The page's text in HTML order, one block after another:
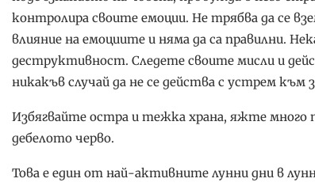
контролира своите емоции. Не трябва да се
влияние на емоциите и няма да са правилни.
деструктивност. Следете своите мисли и
никакъв случай да не се действа с устрем към
Избягвайте остра и тежка храна, яжте много
дебелото черво.
Това е един от най-активните лунни дни в